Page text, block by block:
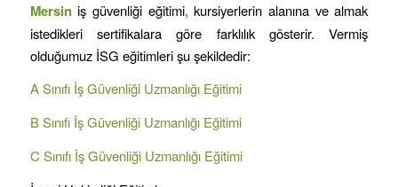
Mersiniş güvenliği eğitimi,kursiyerlerin alanına ve almak
istedikleri sertifikalara göre farklılık gösterir. Vermiş
olduğumuz İSG eğitimleri şu şekildedir:
A Sınıfı İş Güvenliği Uzmanlığı Eğitimi
B Sınıfı İş Güvenliği Uzmanlığı Eğitimi
C Sınıfı İş Güvenliği Uzmanlığı Eğitimi